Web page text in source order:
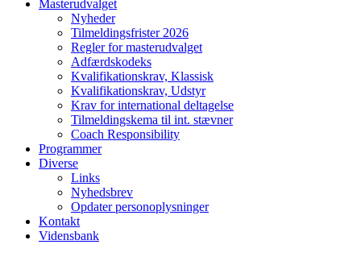
Masterudvalget
Nyheder
Tilmeldingsfrister 2026
Regler for masterudvalget
Adfærdskodeks
Kvalifikationskrav, Klassisk
Kvalifikationskrav, Udstyr
Krav for international deltagelse
Tilmeldingskema til int. stævner
Coach Responsibility
Programmer
Diverse
Links
Nyhedsbrev
Opdater personoplysninger
Kontakt
Vidensbank